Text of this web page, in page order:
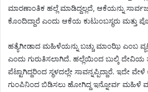
ಮಾರಣಾಂತಿಕ ಹಲ್ಲೆ ಮಾಡಿದ್ದಲ್ಲದೆ, ಆಕೆಯನ್ನು
ಕೊಂದಿದ್ದಾರೆ ಎಂದು ಆಕೆಯ ಕುಟುಂಬಸ್ಥರು ಮತ್ತು
ಹತ್ಯೆಗೀಡಾದ ಮಹಿಳೆಯನ್ನು ಬಚ್ಚು ಮಾಂಝಿ ಎಂಬ
ಎಂದು ಗುರುತಿಸಲಾಗಿದೆ. ಹಲ್ಲೆಯಿಂದ ಬುಲ್ಕಿ ದೇವಿಯ
ಪೆಟ್ಟಾಗಿದ್ದರಿಂದ ಸ್ಥಳದಲ್ಲೇ ಸಾವನ್ನಪ್ಪಿದ್ದಾರೆ. ಇದೇ
ಗುಂಪಿನಿಂದ ಬಿಡಿಸಲು ಹೋಗಿದ್ದ ಇನ್ನೋರ್ವ ಮಹಿಳೆ